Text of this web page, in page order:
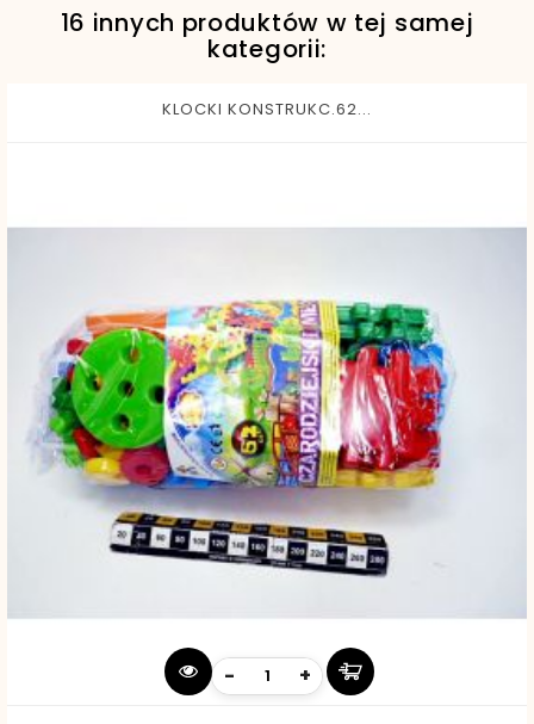
16 innych produktów w tej samej
kategorii:
KLOCKI KONSTRUKC.62...
- +